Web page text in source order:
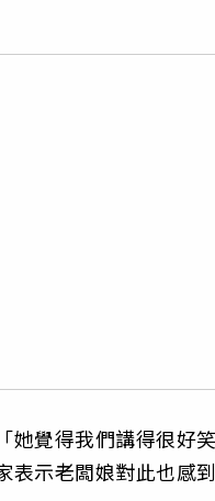
她覺得我們講得很好
表示老闆娘對此也感